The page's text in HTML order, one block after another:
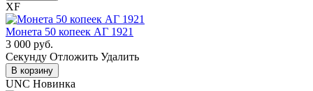
XF
Монета 50 копеек АГ 1921
3 000 руб.
Cекунду Отложить Удалить
В корзину
UNC Новинка